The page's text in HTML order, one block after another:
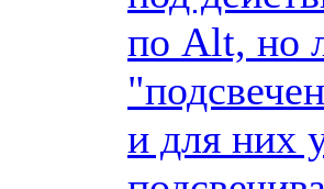
по Alt, но
и для них